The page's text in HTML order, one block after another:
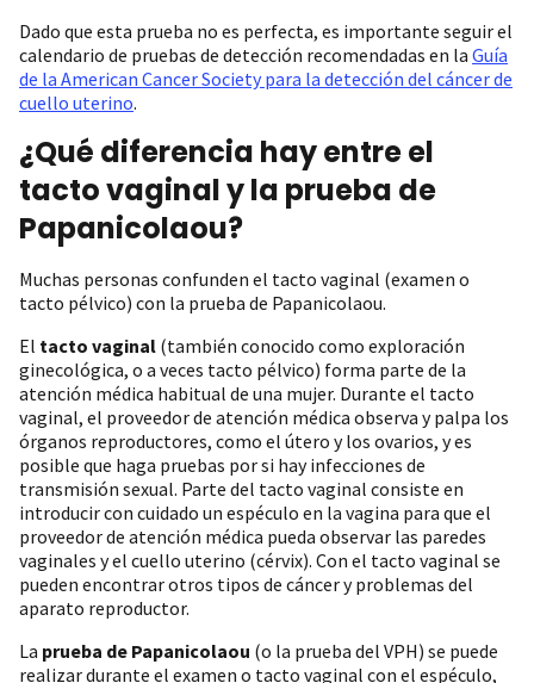
Dado que esta prueba no es perfecta, es importante seguir el
calendario de pruebas de detección recomendadas en la Guía
de la American Cancer Society para la detección del cáncer de
cuello uterino.
¿Qué diferencia hay entre el
tacto vaginal y la prueba de
Papanicolaou?
Muchas personas confunden el tacto vaginal (examen o
tacto pélvico) con la prueba de Papanicolaou.
El tacto vaginal (también conocido como exploración
ginecológica, o a veces tacto pélvico) forma parte de la
atención médica habitual de una mujer. Durante el tacto
vaginal, el proveedor de atención médica observa y palpa los
órganos reproductores, como el útero y los ovarios, y es
posible que haga pruebas por si hay infecciones de
transmisión sexual. Parte del tacto vaginal consiste en
introducir con cuidado un espéculo en la vagina para que el
proveedor de atención médica pueda observar las paredes
vaginales y el cuello uterino (cérvix). Con el tacto vaginal se
pueden encontrar otros tipos de cáncer y problemas del
aparato reproductor.
La prueba de Papanicolaou (o la prueba del VPH) se puede
realizar durante el examen o tacto vaginal con el espéculo,